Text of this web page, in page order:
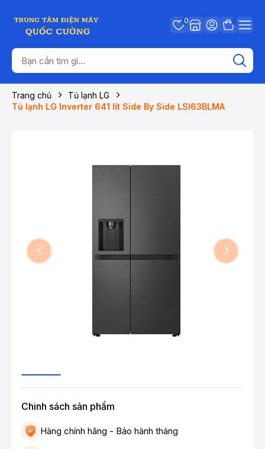
0
Trang chủ
Tủ lạnh LG
Tủ lạnh LG Inverter 641 lít Side By Side LSI63BLMA
Chinh sách sản phẩm
Hàng chính hãng - Bảo hành tháng